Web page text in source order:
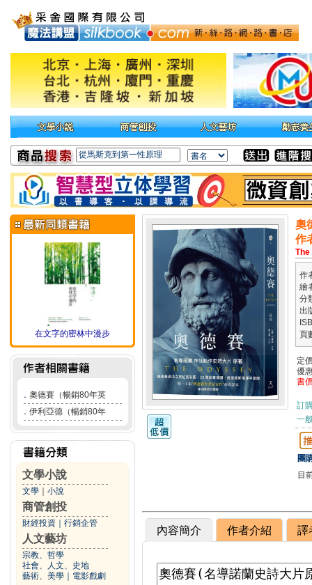
在文字的密林中漫步
． 奧德賽（暢銷80年英
． 伊利亞德（暢銷80年
文學小說
文學 小說
商管創投
財經投資 行銷企管
人文藝坊
宗教、哲學
社會、人文、史地
藝術、美學
電影戲劇
奧
作
作
繪
分
出
頁
定
優
書
訂
一
團
目
內容簡介 作者介紹 譯